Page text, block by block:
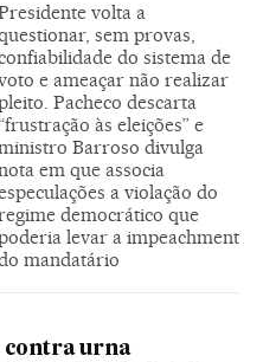
volta a
sem provas,
do sistema de
e ameaçar não realizar
Pacheco descarta
às eleições” e
Barroso divulga
em que associa
a violação do
democrático que
levar a impeachment
mandatário
contra urna